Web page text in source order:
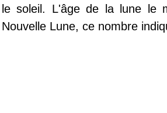
le soleil. L'âge de la lune le
Nouvelle Lune, ce nombre